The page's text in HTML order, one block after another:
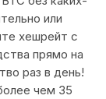
или
хешрейт с
прямо на
раз в день!
чем 35